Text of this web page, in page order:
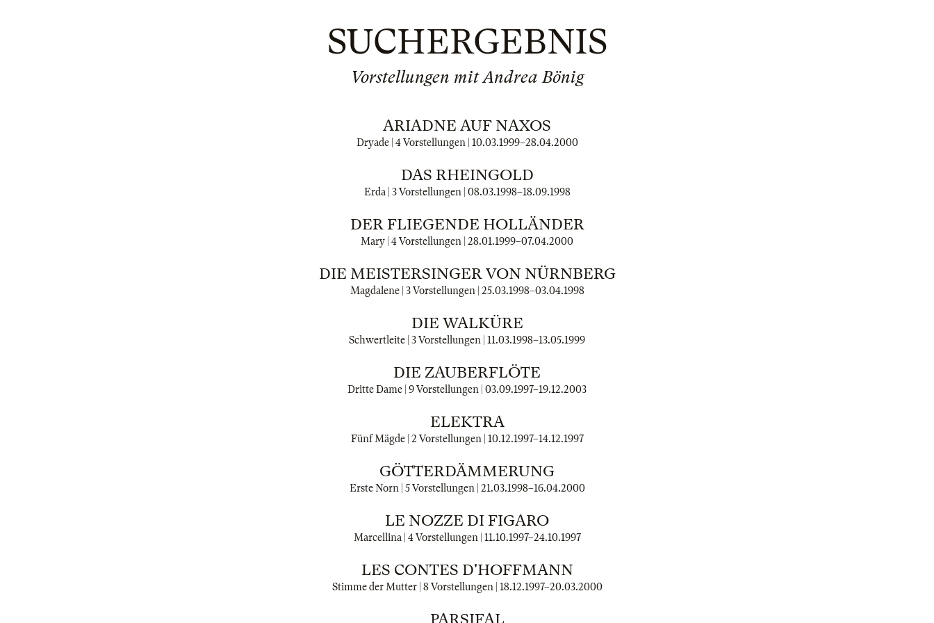
SUCHERGEBNIS
Vorstellungen mit Andrea Bönig
ARIADNE AUF NAXOS
Dryade | 4 Vorstellungen | 10.03.1999–28.04.2000
DAS RHEINGOLD
Erda | 3 Vorstellungen | 08.03.1998–18.09.1998
DER FLIEGENDE HOLLÄNDER
Mary | 4 Vorstellungen | 28.01.1999–07.04.2000
DIE MEISTERSINGER VON NÜRNBERG
Magdalene | 3 Vorstellungen | 25.03.1998–03.04.1998
DIE WALKÜRE
Schwertleite | 3 Vorstellungen | 11.03.1998–13.05.1999
DIE ZAUBERFLÖTE
Dritte Dame | 9 Vorstellungen | 03.09.1997–19.12.2003
ELEKTRA
Fünf Mägde | 2 Vorstellungen | 10.12.1997–14.12.1997
GÖTTERDÄMMERUNG
Erste Norn | 5 Vorstellungen | 21.03.1998–16.04.2000
LE NOZZE DI FIGARO
Marcellina | 4 Vorstellungen | 11.10.1997–24.10.1997
LES CONTES D'HOFFMANN
Stimme der Mutter | 8 Vorstellungen | 18.12.1997–20.03.2000
PARSIFAL